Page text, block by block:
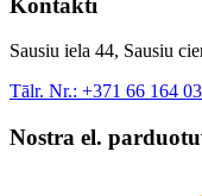
Sausiu iela 44, Sausiu
Tālr. Nr.: +371 66 164
Nostra el.